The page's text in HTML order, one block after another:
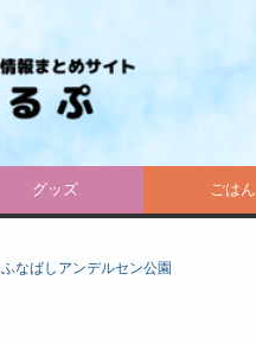
グッズ ごはん
ふなばしアンデルセン公園